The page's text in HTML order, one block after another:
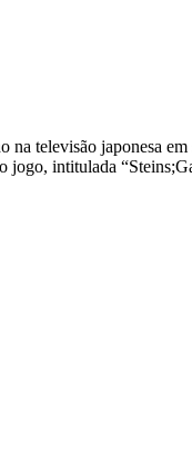
televisão japonesa em
intitulada